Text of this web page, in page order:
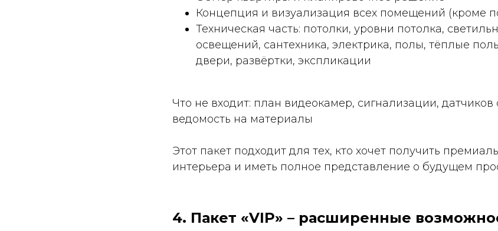
Концепция и визуализация всех помещений (кроме
Техническая часть: потолки, уровни потолка,
освещений, сантехника, электрика, полы, тёплые
двери, развёртки, экспликации
Что не входит: план видеокамер, сигнализации,
ведомость на материалы
Этот пакет подходит для тех, кто хочет получить
интерьера и иметь полное представление о будущем
4. Пакет «VIP» – расширенные